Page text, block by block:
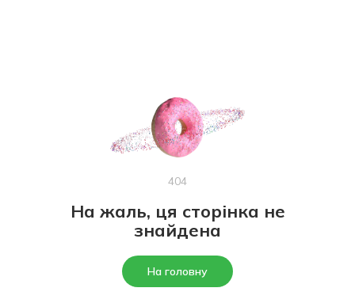
404
На жаль, ця сторінка не
знайдена
На головну